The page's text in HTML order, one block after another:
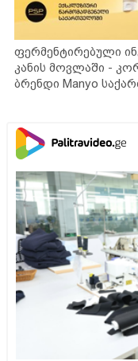
ფერმენტირებული
კანის მოვლაში -
ბრენდი Manyo